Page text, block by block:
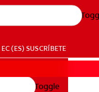
EC (ES) SUSCRÍBETE
Toggle